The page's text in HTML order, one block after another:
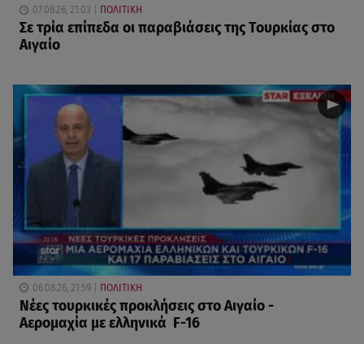
07.08.26, 21:03 ΠΟΛΙΤΙΚΗ
Σε τρία επίπεδα οι παραβιάσεις της Τουρκίας στο
Αιγαίο
06.08.26, 21:59 ΠΟΛΙΤΙΚΗ
Νέες τουρκικές προκλήσεις στο Αιγαίο -
Αερομαχία με ελληνικά F-16